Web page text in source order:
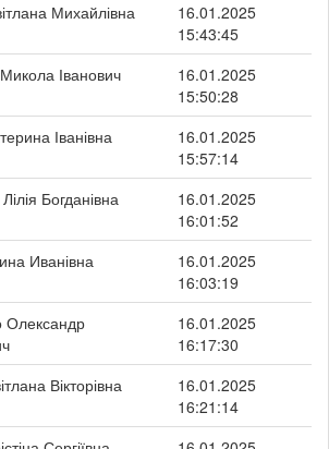
Михайлівна
16.01.2025
15:43:45
Іванович
16.01.2025
15:50:28
Іванівна
16.01.2025
15:57:14
Богданівна
16.01.2025
16:01:52
Иванівна
16.01.2025
16:03:19
Олександр
16.01.2025
16:17:30
Вікторівна
16.01.2025
16:21:14